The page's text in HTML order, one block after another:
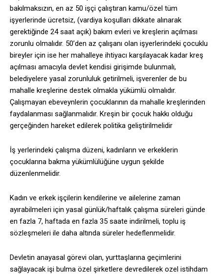
bakılmaksızın, en az 50 işçi çalıştıran kamu/özel tüm
işyerlerinde ücretsiz, (vardiya koşulları dikkate alınarak
gerektiğinde 24 saat açık) bakım evleri ve kreşlerin açılması
zorunlu olmalıdır. 50’den az çalışanı olan işyerlerindeki çocuklu
bireyler için ise her mahalleye ihtiyacı karşılayacak kadar kreş
açılması amacıyla devlet kendisi girişimde bulunmalı,
belediyelere yasal zorunluluk getirilmeli, işverenler de bu
mahalle kreşlerine destek olmakla yükümlü olmalıdır.
Çalışmayan ebeveynlerin çocuklarının da mahalle kreşlerinden
faydalanması sağlanmalıdır. Kreşin bir çocuk hakkı olduğu
gerçeğinden hareket edilerek politika geliştirilmelidir
İş yerlerindeki çalışma düzeni, kadınların ve erkeklerin
çocuklarına bakma yükümlülüğüne uygun şekilde
düzenlenmelidir.
Kadın ve erkek işçilerin kendilerine ve ailelerine zaman
ayırabilmeleri için yasal günlük/haftalık çalışma süreleri günde
en fazla 7, haftada en fazla 35 saate indirilmeli, toplu iş
sözleşmeleri ile daha altında süreler hedeflenmelidir.
Devletin anayasal görevi olan, yurttaşlarına geçimlerini
sağlayacak işi bulma özel şirketlere devredilerek ozel istihdam